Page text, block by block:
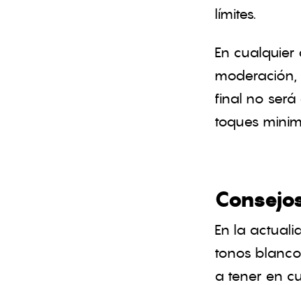
límites.
En
final no será
toques
En la
tonos
a tener en